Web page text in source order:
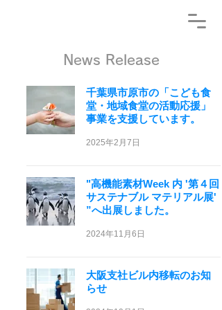
News Release
千葉県市原市の「こども食
堂・地域食堂の活動応援」
事業を支援しています。
2025年2月7日
"高機能素材Week 内 '第４回
サステナブル マテリアル展'
”へ出展しました。
2024年11月6日
大阪支社ビル内移転のお知
らせ